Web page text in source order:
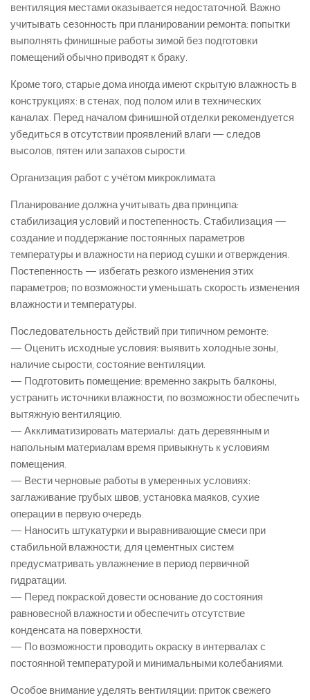
вентиляция местами оказывается недостаточной. Важно
учитывать сезонность при планировании ремонта: попытки
выполнять финишные работы зимой без подготовки
помещений обычно приводят к браку.
Кроме того, старые дома иногда имеют скрытую влажность в
конструкциях: в стенах, под полом или в технических
каналах. Перед началом финишной отделки рекомендуется
убедиться в отсутствии проявлений влаги — следов
высолов, пятен или запахов сырости.
Организация работ с учётом микроклимата
Планирование должна учитывать два принципа:
стабилизация условий и постепенность. Стабилизация —
создание и поддержание постоянных параметров
температуры и влажности на период сушки и отверждения.
Постепенность — избегать резкого изменения этих
параметров; по возможности уменьшать скорость изменения
влажности и температуры.
Последовательность действий при типичном ремонте:
— Оценить исходные условия: выявить холодные зоны,
наличие сырости, состояние вентиляции.
— Подготовить помещение: временно закрыть балконы,
устранить источники влажности, по возможности обеспечить
вытяжную вентиляцию.
— Акклиматизировать материалы: дать деревянным и
напольным материалам время привыкнуть к условиям
помещения.
— Вести черновые работы в умеренных условиях:
заглаживание грубых швов, установка маяков, сухие
операции в первую очередь.
— Наносить штукатурки и выравнивающие смеси при
стабильной влажности; для цементных систем
предусматривать увлажнение в период первичной
гидратации.
— Перед покраской довести основание до состояния
равновесной влажности и обеспечить отсутствие
конденсата на поверхности.
— По возможности проводить окраску в интервалах с
постоянной температурой и минимальными колебаниями.
Особое внимание уделять вентиляции: приток свежего